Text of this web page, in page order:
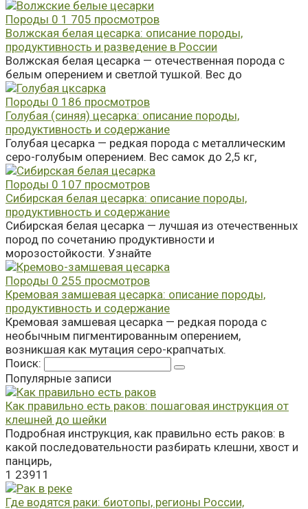
Породы 0 1 705 просмотров
Волжская белая цесарка: описание породы,
продуктивность и разведение в России
Волжская белая цесарка — отечественная порода с
белым оперением и светлой тушкой. Вес до
Породы 0 186 просмотров
Голубая (синяя) цесарка: описание породы,
продуктивность и содержание
Голубая цесарка — редкая порода с металлическим
серо-голубым оперением. Вес самок до 2,5 кг,
Породы 0 107 просмотров
Сибирская белая цесарка: описание породы,
продуктивность и содержание
Сибирская белая цесарка — лучшая из отечественных
пород по сочетанию продуктивности и
морозостойкости. Узнайте
Породы 0 255 просмотров
Кремовая замшевая цесарка: описание породы,
продуктивность и содержание
Кремовая замшевая цесарка — редкая порода с
необычным пигментированным оперением,
возникшая как мутация серо-крапчатых.
Поиск:
Популярные записи
Как правильно есть раков: пошаговая инструкция от
клешней до шейки
Подробная инструкция, как правильно есть раков: в
какой последовательности разбирать клешни, хвост и
панцирь,
1 23911
Где водятся раки: биотопы, регионы России,